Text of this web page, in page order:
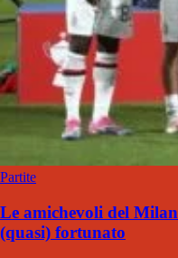
Partite
Le amichevoli del
(quasi) fortunato